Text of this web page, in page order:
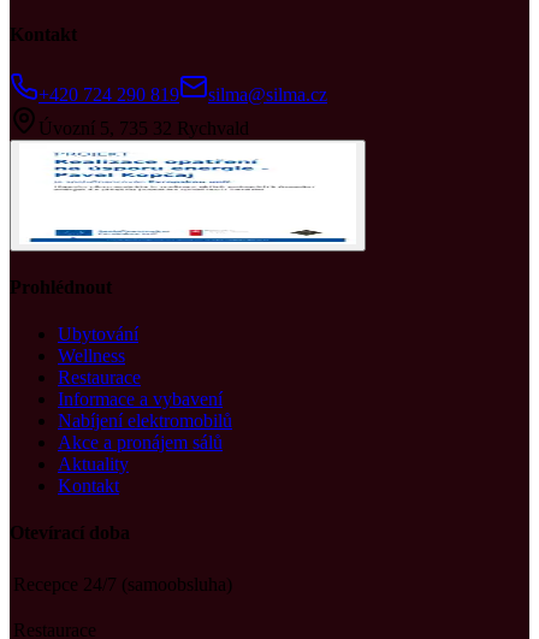
Kontakt
+420 724 290 819
silma@silma.cz
Úvozní 5, 735 32 Rychvald
Prohlédnout
Ubytování
Wellness
Restaurace
Informace a vybavení
Nabíjení elektromobilů
Akce a pronájem sálů
Aktuality
Kontakt
Otevírací doba
Recepce 24/7 (samoobsluha)
Restaurace